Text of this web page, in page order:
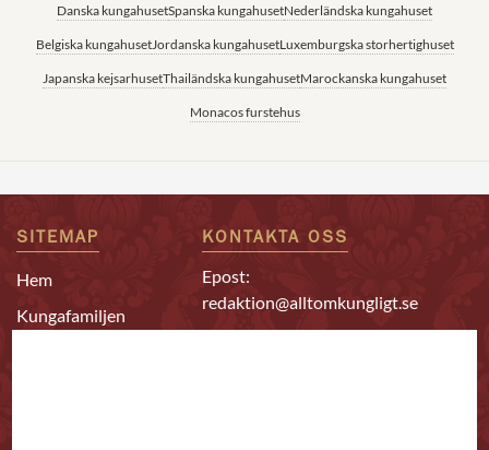
Danska kungahusetSpanska kungahusetNederländska kungahuset
Belgiska kungahusetJordanska kungahusetLuxemburgska storhertighuset
Japanska kejsarhusetThailändska kungahusetMarockanska kungahuset
Monacos furstehus
SITEMAP
Hem
Kungafamiljen
KONTAKTA OSS
Epost:
redaktion@alltomkungligt.se